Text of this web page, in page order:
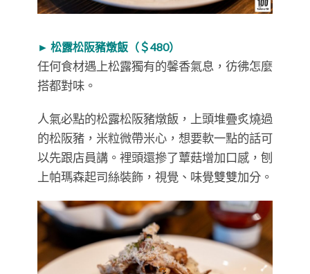
► 松露松阪豬燉飯（＄480）
任何食材遇上松露獨有的馨香氣息，彷彿怎麼
搭都對味。
人氣必點的松露松阪豬燉飯，上頭堆疊炙燒過
的松阪豬，米粒微帶米心，想要軟一點的話可
以先跟店員講。裡頭還摻了蕈菇增加口感，刨
上帕瑪森起司絲裝飾，視覺、味覺雙雙加分。